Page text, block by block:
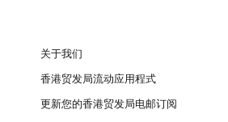
关于我们
香港贸发局流动应用程式
更新您的香港贸发局电邮订阅